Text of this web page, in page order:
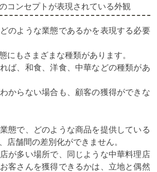
コンセプトが表現されている外観
のような業態であるかを表現する必要
にもさまざまな種類があります。
ば、和食、洋食、中華などの種類があ
からない場合も、顧客の獲得ができな
態で、どのような商品を提供している
店舗間の差別化ができません。
が多い場所で、同じような中華料理店
客さんを獲得できるかは、立地と偶然